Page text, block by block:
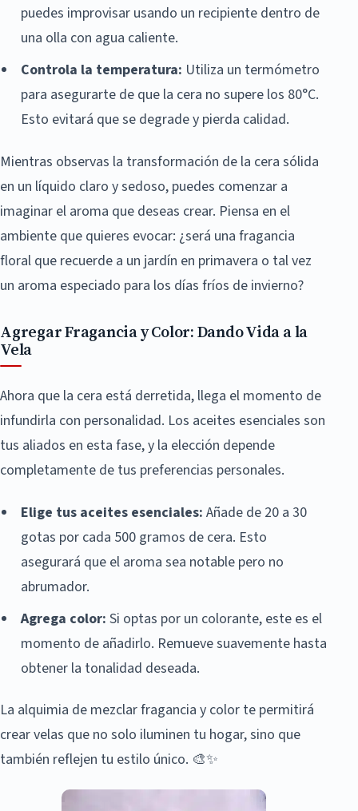
puedes improvisar usando un recipiente dentro de
una olla con agua caliente.
Controla la temperatura: Utiliza un termómetro
para asegurarte de que la cera no supere los 80°C.
Esto evitará que se degrade y pierda calidad.
Mientras observas la transformación de la cera sólida
en un líquido claro y sedoso, puedes comenzar a
imaginar el aroma que deseas crear. Piensa en el
ambiente que quieres evocar: ¿será una fragancia
floral que recuerde a un jardín en primavera o tal vez
un aroma especiado para los días fríos de invierno?
Agregar Fragancia y Color: Dando Vida a la
Vela
Ahora que la cera está derretida, llega el momento de
infundirla con personalidad. Los aceites esenciales son
tus aliados en esta fase, y la elección depende
completamente de tus preferencias personales.
Elige tus aceites esenciales: Añade de 20 a 30
gotas por cada 500 gramos de cera. Esto
asegurará que el aroma sea notable pero no
abrumador.
Agrega color: Si optas por un colorante, este es el
momento de añadirlo. Remueve suavemente hasta
obtener la tonalidad deseada.
La alquimia de mezclar fragancia y color te permitirá
crear velas que no solo iluminen tu hogar, sino que
también reflejen tu estilo único. 🎨✨